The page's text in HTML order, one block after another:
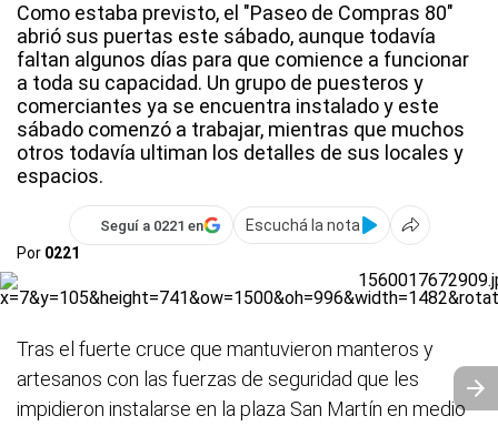
Como estaba previsto, el "Paseo de Compras 80"
abrió sus puertas este sábado, aunque todavía
faltan algunos días para que comience a funcionar
a toda su capacidad. Un grupo de puesteros y
comerciantes ya se encuentra instalado y este
sábado comenzó a trabajar, mientras que muchos
otros todavía ultiman los detalles de sus locales y
espacios.
Seguí a 0221 en
Escuchá la nota
Por 0221
Tras el fuerte cruce que mantuvieron manteros y
artesanos con las fuerzas de seguridad que les
impidieron instalarse en la plaza San Martín en medio